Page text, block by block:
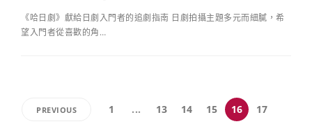
《哈日劇》獻給日劇入門者的追劇指南 日劇拍攝主題多元而細膩，希
望入門者從喜歡的角…
PREVIOUS 1 ... 13 14 15 16 17